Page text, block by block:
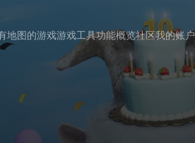
地图的游戏游戏工具功能概览社区我的账户